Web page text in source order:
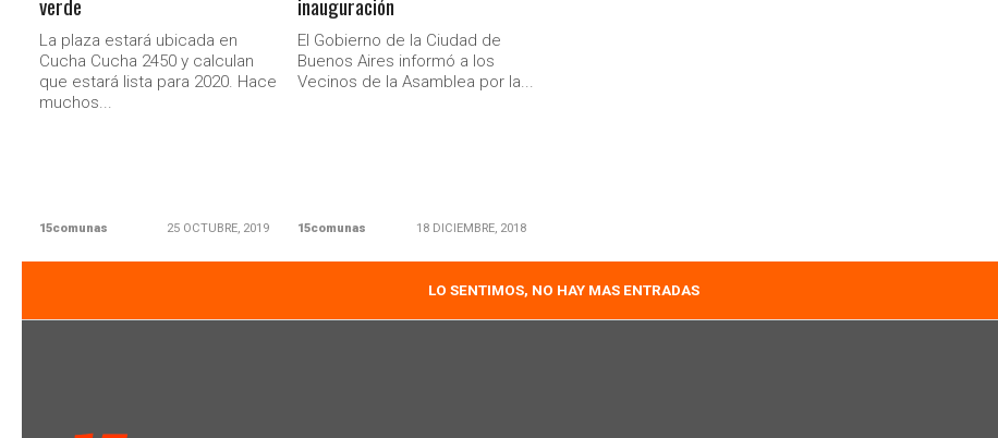
La plaza estará ubicada en
Cucha Cucha 2450 y calculan
que estará lista para 2020. Hace
muchos...
15comunas 25 OCTUBRE, 2019
El Gobierno de la Ciudad de
Buenos Aires informó a los
Vecinos de la Asamblea por la...
15comunas 18 DICIEMBRE, 2018
LO SENTIMOS, NO HAY MAS ENTRADAS